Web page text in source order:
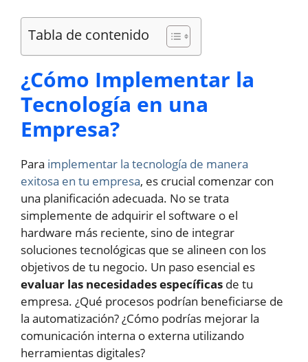
Tabla de contenido
¿Cómo Implementar la
Tecnología en una
Empresa?
Para implementar la tecnología de manera
exitosa en tu empresa, es crucial comenzar con
una planificación adecuada. No se trata
simplemente de adquirir el software o el
hardware más reciente, sino de integrar
soluciones tecnológicas que se alineen con los
objetivos de tu negocio. Un paso esencial es
evaluar las necesidades específicas de tu
empresa. ¿Qué procesos podrían beneficiarse de
la automatización? ¿Cómo podrías mejorar la
comunicación interna o externa utilizando
herramientas digitales?